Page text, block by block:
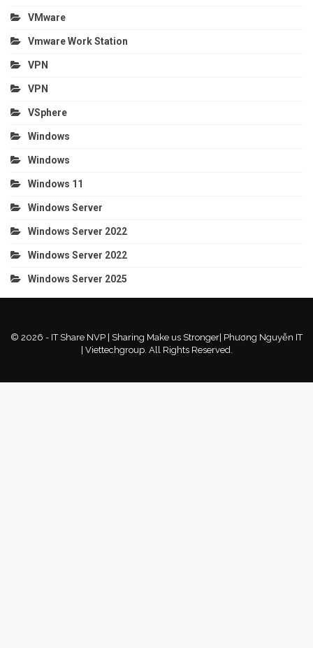
VMware
Vmware Work Station
VPN
VPN
VSphere
Windows
Windows
Windows 11
Windows Server
Windows Server 2022
Windows Server 2022
Windows Server 2025
© 2026 - IT Share NVP | Sharing Make us Stronger| Phương Nguyễn IT
| Viettechgroup. All Rights Reserved.